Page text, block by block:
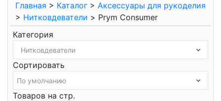
Главная > Каталог > Аксессуары для рукоделия
> Нитковдеватели > Prym Consumer
Категория
Сортировать
Товаров на стр.